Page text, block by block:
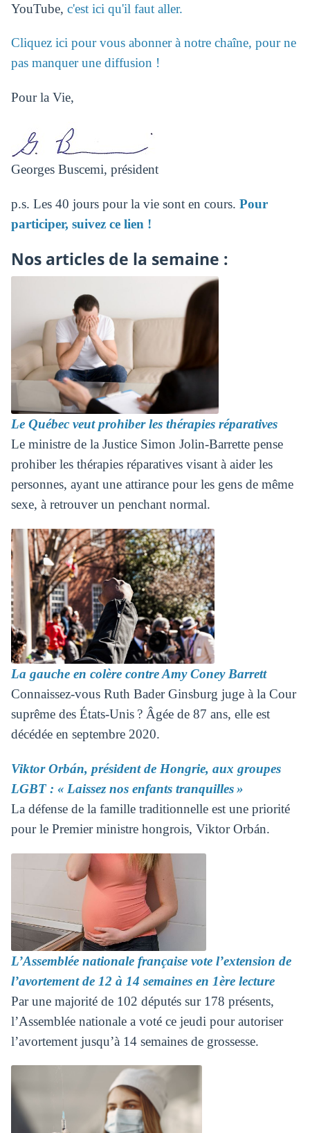
YouTube, c'est ici qu'il faut aller.
Cliquez ici pour vous abonner à notre chaîne, pour ne
pas manquer une diffusion !
Pour la Vie,
Georges Buscemi, président
p.s. Les 40 jours pour la vie sont en cours. Pour
participer, suivez ce lien !
Nos articles de la semaine :
Le Québec veut prohiber les thérapies réparatives
Le ministre de la Justice Simon Jolin-Barrette pense
prohiber les thérapies réparatives visant à aider les
personnes, ayant une attirance pour les gens de même
sexe, à retrouver un penchant normal.
La gauche en colère contre Amy Coney Barrett
Connaissez-vous Ruth Bader Ginsburg juge à la Cour
suprême des États-Unis ? Âgée de 87 ans, elle est
décédée en septembre 2020.
Viktor Orbán, président de Hongrie, aux groupes
LGBT : « Laissez nos enfants tranquilles »
La défense de la famille traditionnelle est une priorité
pour le Premier ministre hongrois, Viktor Orbán.
L’Assemblée nationale française vote l’extension de
l’avortement de 12 à 14 semaines en 1ère lecture
Par une majorité de 102 députés sur 178 présents,
l’Assemblée nationale a voté ce jeudi pour autoriser
l’avortement jusqu’à 14 semaines de grossesse.